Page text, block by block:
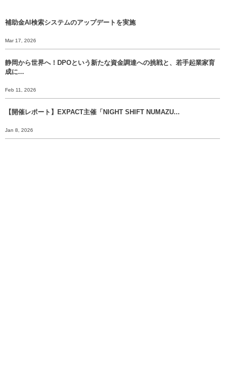
補助金AI検索システムのアップデートを実施
Mar 17, 2026
静岡から世界へ！DPOという新たな資金調達への挑戦と、若手起業家育
成に...
Feb 11, 2026
【開催レポート】EXPACT主催「NIGHT SHIFT NUMAZU...
Jan 8, 2026